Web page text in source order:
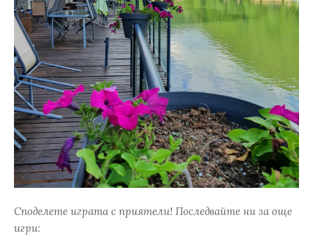
Споделете играта с приятели! Последвайте ни за още
игри: